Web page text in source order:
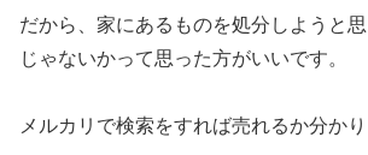
だから、家にあるものを処分しようと
じゃないかって思った方がいいです。
メルカリで検索をすれば売れるか分か